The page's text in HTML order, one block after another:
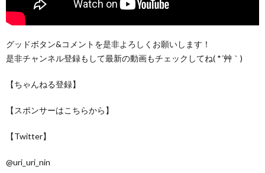
グッドボタン&コメントを是非よろしくお願いします！
是非チャンネル登録もして最新の動画もチェックしてね( *´艸｀)
【ちゃんねる登録】
【スポンサーはこちらから】
【Twitter】
@uri_uri_nin